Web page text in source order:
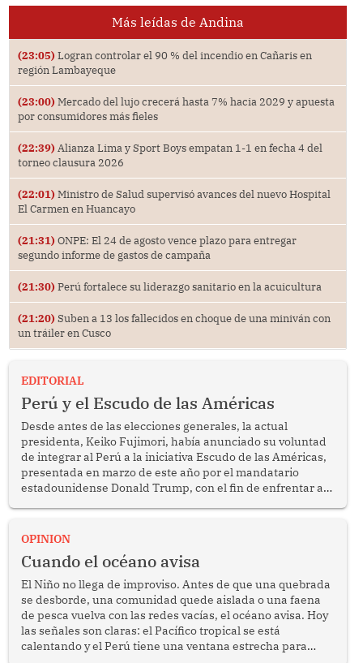
Más leídas de Andina
(23:05) Logran controlar el 90 % del incendio en Cañaris en
región Lambayeque
(23:00) Mercado del lujo crecerá hasta 7% hacia 2029 y apuesta
por consumidores más fieles
(22:39) Alianza Lima y Sport Boys empatan 1-1 en fecha 4 del
torneo clausura 2026
(22:01) Ministro de Salud supervisó avances del nuevo Hospital
El Carmen en Huancayo
(21:31) ONPE: El 24 de agosto vence plazo para entregar
segundo informe de gastos de campaña
(21:30) Perú fortalece su liderazgo sanitario en la acuicultura
(21:20) Suben a 13 los fallecidos en choque de una miniván con
un tráiler en Cusco
EDITORIAL
Perú y el Escudo de las Américas
Desde antes de las elecciones generales, la actual
presidenta, Keiko Fujimori, había anunciado su voluntad
de integrar al Perú a la iniciativa Escudo de las Américas,
presentada en marzo de este año por el mandatario
estadounidense Donald Trump, con el fin de enfrentar al
OPINION
Cuando el océano avisa
El Niño no llega de improviso. Antes de que una quebrada
se desborde, una comunidad quede aislada o una faena
de pesca vuelva con las redes vacías, el océano avisa. Hoy
las señales son claras: el Pacífico tropical se está
calentando y el Perú tiene una ventana estrecha para